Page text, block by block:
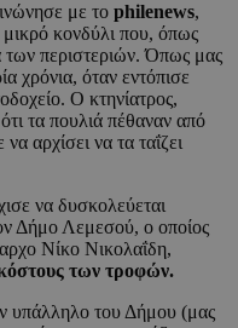
με το philenews,
κονδύλι που, όπως
των περιστεριών. Όπως μας
χρόνια, όταν εντόπισε
Ο κτηνίατρος,
τα πουλιά πέθαναν από
αρχίσει να τα ταΐζει
να δυσκολεύεται
Δήμο Λεμεσού, ο οποίος
Νίκο Νικολαΐδη,
των τροφών.
υπάλληλο του Δήμου (μας